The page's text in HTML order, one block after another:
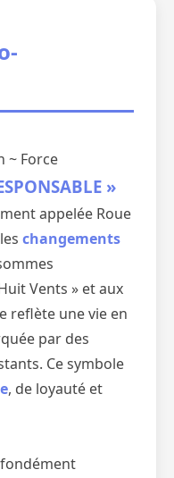
~ Force
»
appelée Roue
changements
Vents » et aux
reflète une vie en
par des
Ce symbole
, de loyauté et